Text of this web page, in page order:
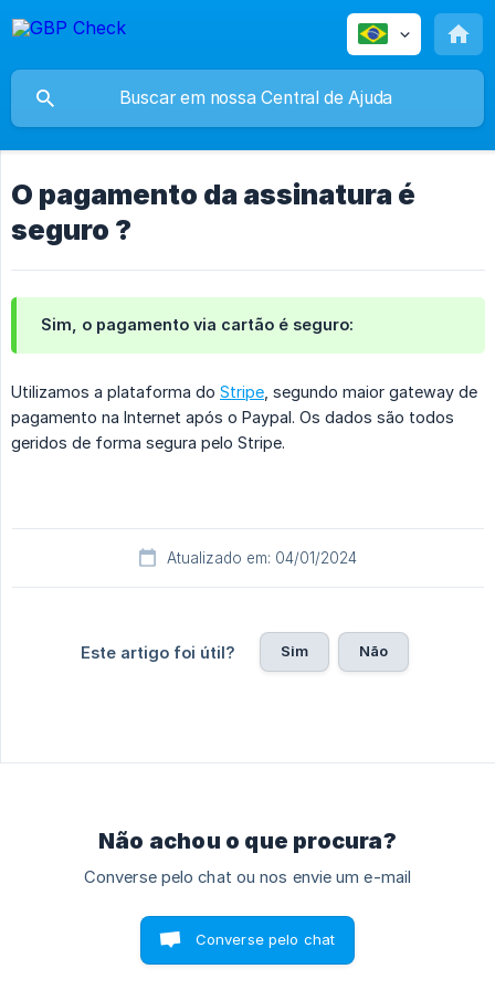
O pagamento da assinatura é
seguro ?
Sim, o pagamento via cartão é seguro:
Utilizamos a plataforma do Stripe , segundo maior gateway de
pagamento na Internet após o Paypal. Os dados são todos
geridos de forma segura pelo Stripe.
Atualizado em: 04/01/2024
Este artigo foi útil? Sim Não
Não achou o que procura?
Converse pelo chat ou nos envie um e-mail
Converse pelo chat